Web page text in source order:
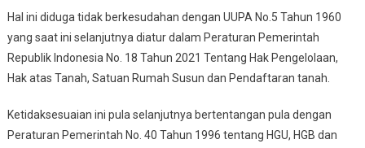
Hal ini diduga tidak berkesudahan dengan UUPA No.5 Tahun 1960
yang saat ini selanjutnya diatur dalam Peraturan Pemerintah
Republik Indonesia No. 18 Tahun 2021 Tentang Hak Pengelolaan,
Hak atas Tanah, Satuan Rumah Susun dan Pendaftaran tanah.
Ketidaksesuaian ini pula selanjutnya bertentangan pula dengan
Peraturan Pemerintah No. 40 Tahun 1996 tentang HGU, HGB dan